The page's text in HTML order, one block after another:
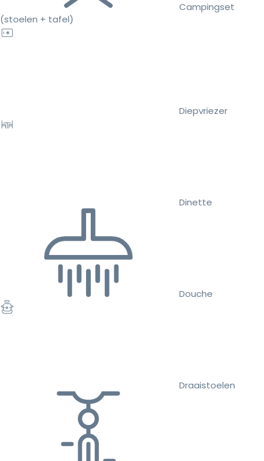
Campingset
(stoelen + tafel)
Diepvriezer
Dinette
Douche
Draaistoelen